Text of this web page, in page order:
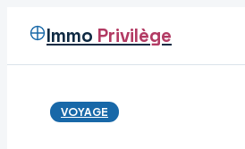
Immo Privilège
VoyageVOYAGE